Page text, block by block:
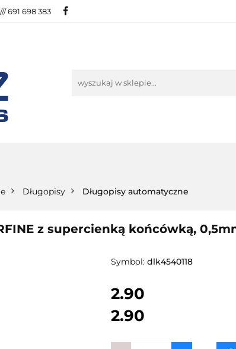
691 698 383
Długopisy Długopisy automatyczne
z supercienką końcówką,
Symbol: dlk4540118
2.90
2.90